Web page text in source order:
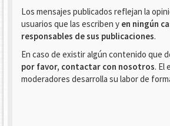
Los mensajes publicados reflejan la
usuarios que las escriben y en ningún
responsables de sus publicaciones.
En caso de existir algún contenido que
por favor, contactar con nosotros. El
moderadores desarrolla su labor de